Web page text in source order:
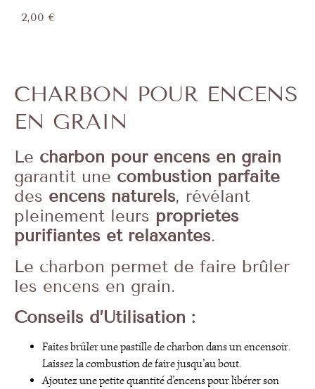
2,00 €
CHARBON POUR ENCENS
EN GRAIN
Le charbon pour encens en grain
garantit une combustion parfaite
des encens naturels, révélant
pleinement leurs propriétés
purifiantes et relaxantes.
Le charbon permet de faire brûler
les encens en grain.
Conseils d’Utilisation :
Faites brûler une pastille de charbon dans un encensoir.
Laissez la combustion de faire jusqu’au bout.
Ajoutez une petite quantité d’encens pour libérer son